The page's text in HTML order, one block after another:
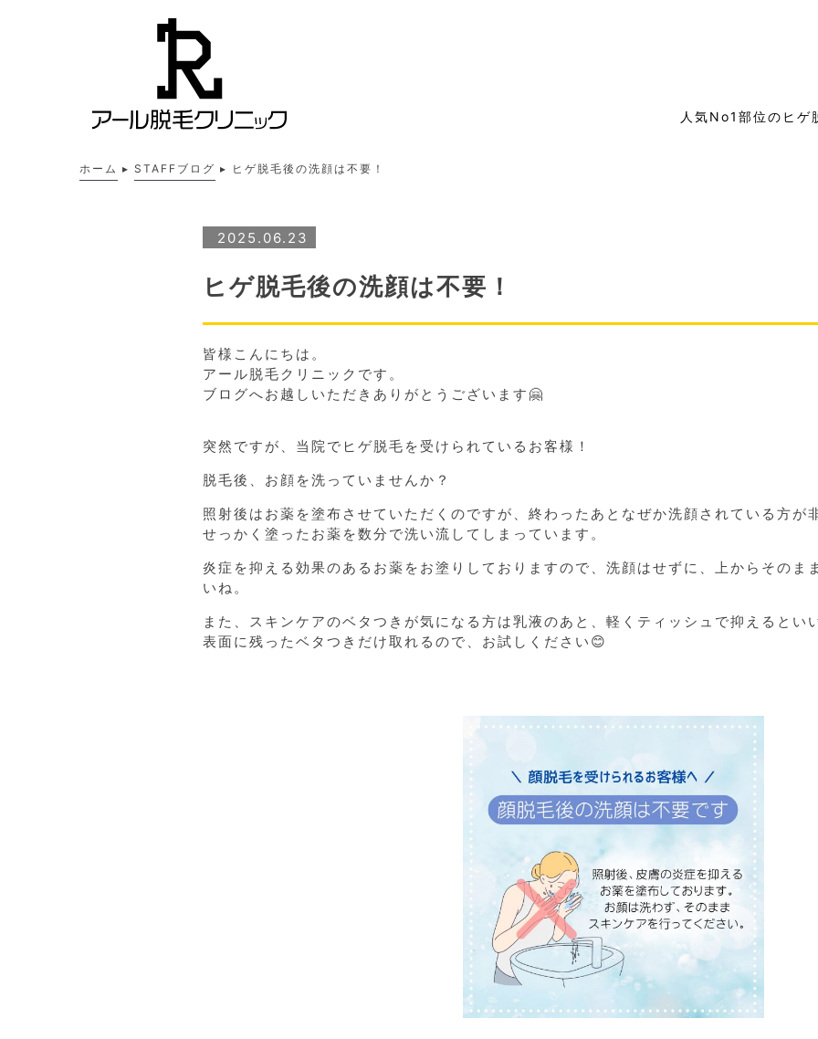
人気No1部位のヒゲ
ホーム ▸ STAFFブログ ▸ ヒゲ脱毛後の洗顔は不要！
2025.06.23
ヒゲ脱毛後の洗顔は不要！
皆様こんにちは。
アール脱毛クリニックです。
ブログへお越しいただきありがとうございます🤗
突然ですが、当院でヒゲ脱毛を受けられているお客様！
脱毛後、お顔を洗っていませんか？
照射後はお薬を塗布させていただくのですが、終わったあとなぜか洗顔されている方が
せっかく塗ったお薬を数分で洗い流してしまっています。
炎症を抑える効果のあるお薬をお塗りしておりますので、洗顔はせずに、上からそのま
いね。
また、スキンケアのベタつきが気になる方は乳液のあと、軽くティッシュで抑えるとい
表面に残ったベタつきだけ取れるので、お試しください😊